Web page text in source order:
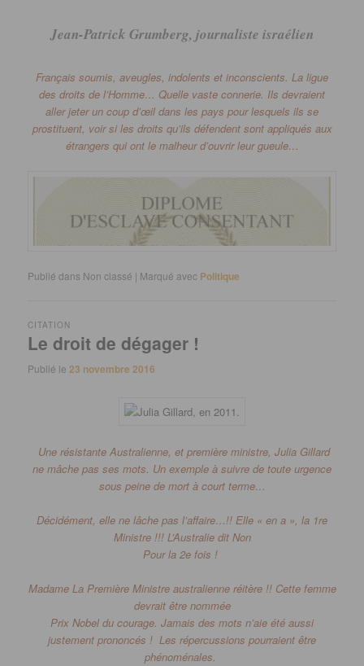
Jean-Patrick Grumberg, journaliste israélien
Français soumis, aveugles, indolents et inconscients. La ligue
des droits de l’Homme… Quelle vaste connerie. Ils devraient
aller jeter un coup d’œil dans les pays pour lesquels ils se
prostituent, voir si les droits qu’ils défendent sont appliqués aux
étrangers qui ont le malheur d’ouvrir leur gueule…
Publié dans Non classé | Marqué avec Politique
Le droit de dégager !
CITATION
Publié le23 novembre 2016
Une résistante Australienne, et première ministre, Julia Gillard
ne mâche pas ses mots. Un exemple à suivre de toute urgence
sous peine de mort à court terme…
Décidément, elle ne lâche pas l’affaire…!! Elle « en a », la 1re
Ministre !!! L’Australie dit Non
Pour la 2e fois !
Madame La Première Ministre australienne réitère !! Cette femme
devrait être nommée
Prix Nobel du courage. Jamais des mots n’aie été aussi
justement prononcés ! Les répercussions pourraient être
phénoménales.